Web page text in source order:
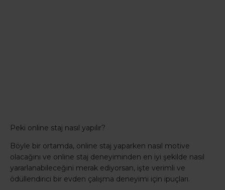
Peki online staj nasıl yapılır?
Böyle bir ortamda, online staj yaparken nasıl motive
olacağını ve online staj deneyiminden en iyi şekilde nasıl
yararlanabileceğini merak ediyorsan, işte verimli ve
ödüllendirici bir evden çalışma deneyimi için ipuçları.